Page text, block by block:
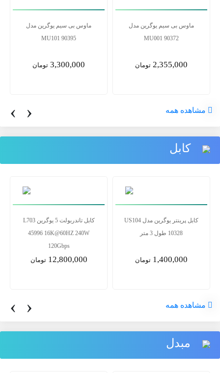
ماوس بی سیم یوگرین مدل
MU101 90395
3,300,000 تومان
ماوس بی سیم یوگرین مدل
MU001 90372
2,355,000 تومان
‹ › مشاهده همه
کابل
کابل تاندربولت 5 یوگرین L703
45996 16K@60HZ 240W
120Gbps
12,800,000 تومان
کابل پرینتر یوگرین مدل US104
10328 طول 3 متر
1,400,000 تومان
‹ › مشاهده همه
مبدل